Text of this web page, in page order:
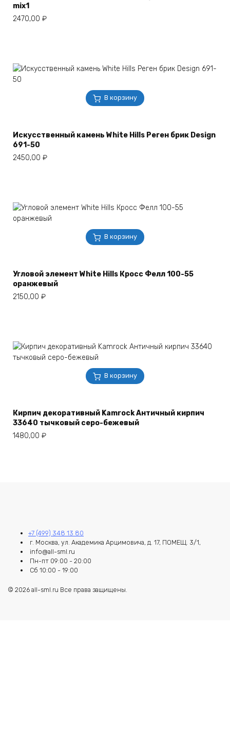
mix1
2470,00 ₽
В корзину
Искусственный камень White Hills Реген брик Design
691-50
2450,00 ₽
В корзину
Угловой элемент White Hills Кросс Фелл 100-55
оранжевый
2150,00 ₽
В корзину
Кирпич декоративный Kamrock Античный кирпич
33640 тычковый серо-бежевый
1480,00 ₽
+7 (499) 348 13 80
г. Москва, ул. Академика Арцимовича, д. 17, ПОМЕЩ. 3/1,
info@all-sml.ru
Пн-пт 09:00 - 20:00
Сб 10:00 - 19:00
© 2026 all-sml.ru Все права защищены.